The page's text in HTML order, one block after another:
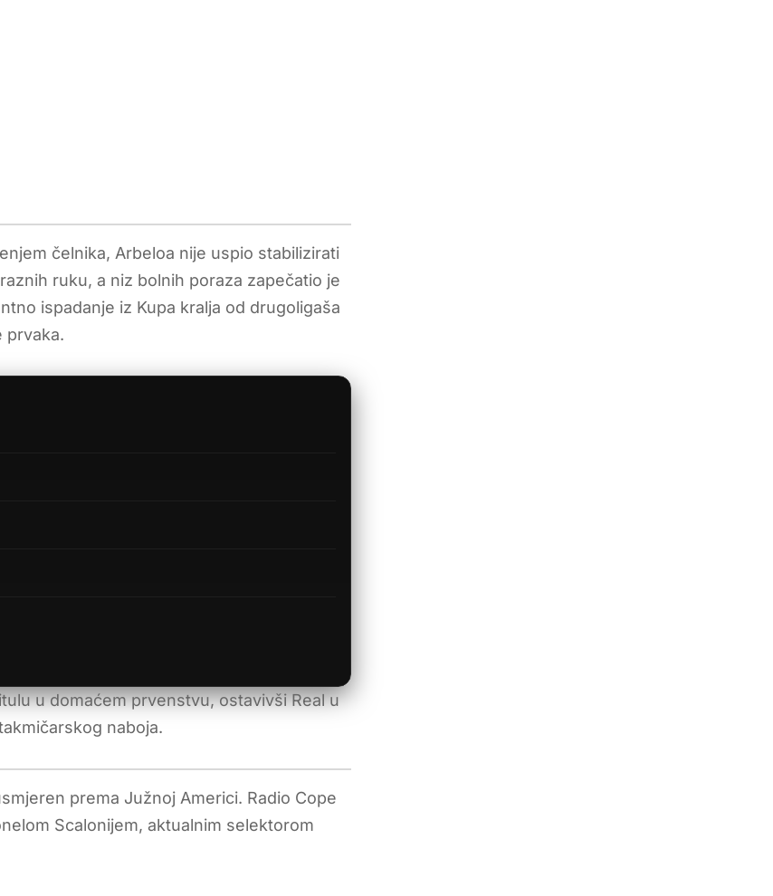
čelnika, Arbeloa nije uspio stabilizirati
ruku, a niz bolnih poraza zapečatio je
ispadanje iz Kupa kralja od drugoligaša
prvaka.
u domaćem prvenstvu, ostavivši Real u
naboja.
prema Južnoj Americi. Radio Cope
Scalonijem, aktualnim selektorom